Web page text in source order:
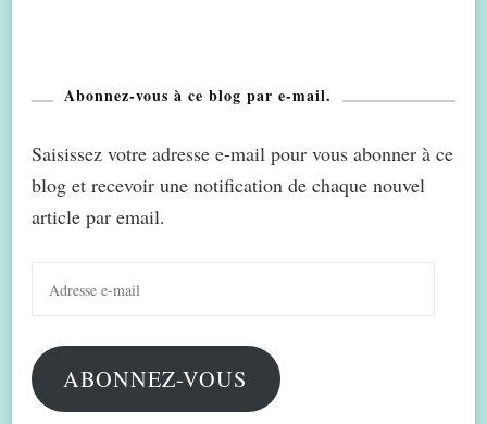
Abonnez-vous à ce blog par e-mail.
Saisissez votre adresse e-mail pour vous abonner à ce
blog et recevoir une notification de chaque nouvel
article par email.
mail
ABONNEZ-VOUS